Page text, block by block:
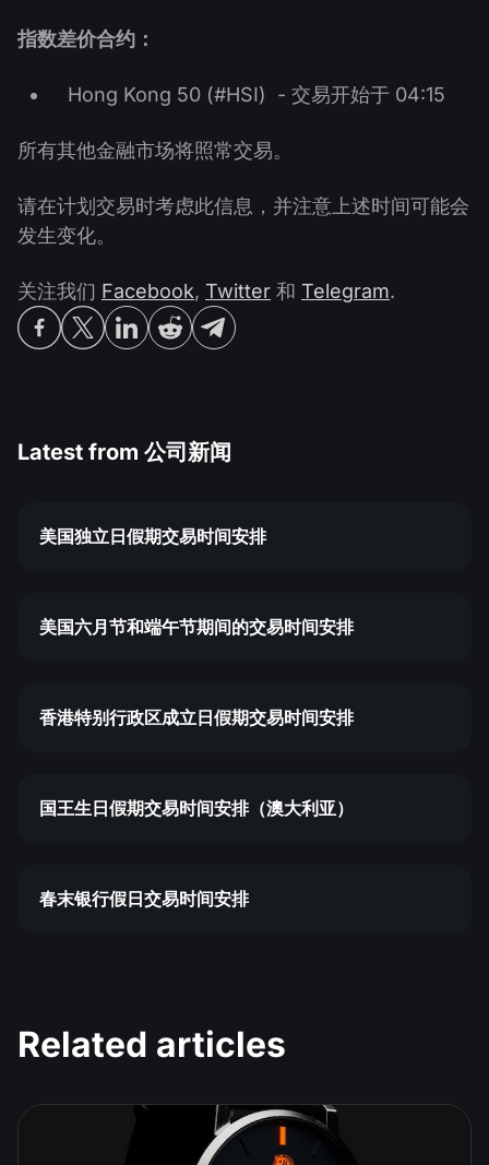
指数差价合约：
Hong Kong 50 (#HSI) - 交易开始于 04:15
所有其他金融市场将照常交易。
请在计划交易时考虑此信息，并注意上述时间可能会
发生变化。
关注我们 Facebook, Twitter 和 Telegram.
Latest from 公司新闻
美国独立日假期交易时间安排
美国六月节和端午节期间的交易时间安排
香港特别行政区成立日假期交易时间安排
国王生日假期交易时间安排（澳大利亚）
春末银行假日交易时间安排
Related articles